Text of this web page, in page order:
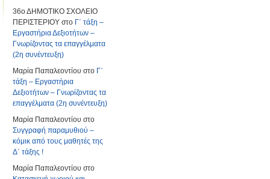
36ο ΔΗΜΟΤΙΚΟ ΣΧΟΛΕΙΟ
ΠΕΡΙΣΤΕΡΙΟΥ στο Γ΄ τάξη –
Εργαστήρια Δεξιοτήτων –
Γνωρίζοντας τα επαγγέλματα
(2η συνέντευξη)
Μαρία Παπαλεοντίου στο Γ΄
τάξη – Εργαστήρια
Δεξιοτήτων – Γνωρίζοντας τα
επαγγέλματα (2η συνέντευξη)
Μαρία Παπαλεοντίου στο
Συγγραφή παραμυθιού –
κόμικ από τους μαθητές της
Δ΄ τάξης !
Μαρία Παπαλεοντίου στο